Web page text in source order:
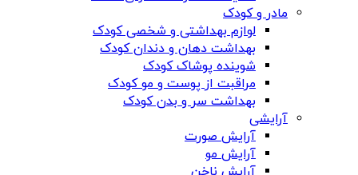
مادر و کودک
لوازم بهداشتی و شخصی کودک
بهداشت دهان و دندان کودک
شوینده پوشاک کودک
مراقبت از پوست و مو کودک
بهداشت سر و بدن کودک
آرایشی
آرایش صورت
آرایش مو